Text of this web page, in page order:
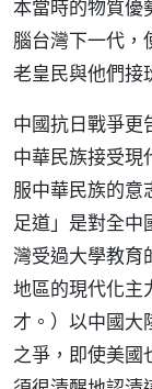
本當時的物質優
腦台灣下一代，
老皇民與他們接
中國抗日戰爭更
中華民族接受現
服中華民族的意
足道」是對全中
灣受過大學教育
地區的現代化主
才。）以中國大
之爭，即使美國